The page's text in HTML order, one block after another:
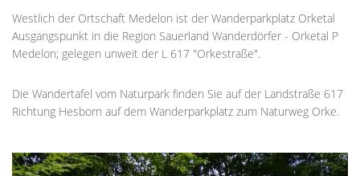
Westlich der Ortschaft Medelon ist der Wanderparkplatz Orketal
Ausgangspunkt in die Region Sauerland Wanderdörfer - Orketal P
Medelon; gelegen unweit der L 617 "Orkestraße".
Die Wandertafel vom Naturpark finden Sie auf der Landstraße 617
Richtung Hesborn auf dem Wanderparkplatz zum Naturweg Orke.